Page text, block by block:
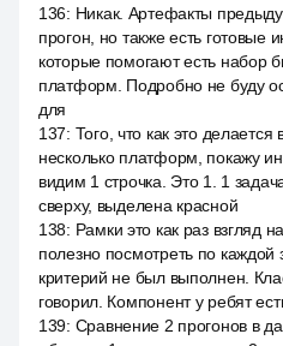
136: Никак. Артефакты
прогон, но также есть готовые
которые помогают есть набор
платформ. Подробно не буду
для
137: Того, что как это делается
несколько платформ, покажу
видим 1 строчка. Это 1. 1
сверху, выделена красной
138: Рамки это как раз взгляд
полезно посмотреть по каждой
критерий не был выполнен.
говорил. Компонент у ребят
139: Сравнение 2 прогонов в